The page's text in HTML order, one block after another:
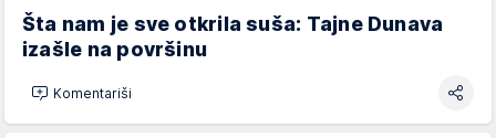
Šta nam je sve otkrila suša: Tajne Dunava
izašle na površinu
Komentariši